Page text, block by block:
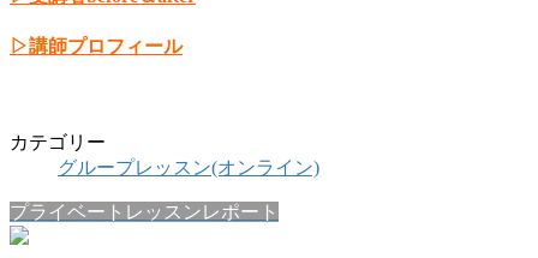
▷講師プロフィール
カテゴリー
グループレッスン(オンライン)
プライベートレッスンレポート